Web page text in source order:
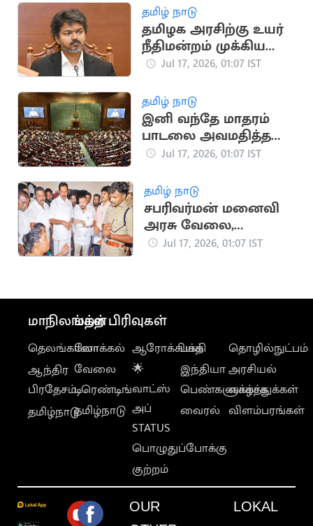
தமிழ் நாடு
தமிழக அரசிற்கு உயர்
நீதிமன்றம் முக்கிய
அறிவுறுத்தல்
Jul 17, 2026, 01:07 IST
தமிழ் நாடு
இனி வந்தே மாதரம்
பாடலை அவமதித்தல்
தண்டனை நிச்சயம்
Jul 17, 2026, 01:07 IST
தமிழ் நாடு
சபரிவர்மன் மனைவி
அரசு வேலை,
நிவாரணத்தை ஏற்க
திரும்பினர்
Jul 17, 2026, 01:07 IST
மாநிலங்கள்
தெலங்கானா
ஆந்திர
பிரதேசம்
தமிழ்நாடு
மற்ற பிரிவுகள்
லோக்கல்
வேலை
டிரெண்டிங்
தமிழ்நாடு
ஆரோக்கியம்
🌟
வாட்ஸ்
அப்
STATUS
பொழுதுப்போக்கு
குற்றம்
பக்தி
இந்தியா
பெண்களுக்காக
வைரல்
தொழில்நுட்பம்
அரசியல்
வாழ்த்துக்கள்
விளம்பரங்கள்
OUR
LOKAL